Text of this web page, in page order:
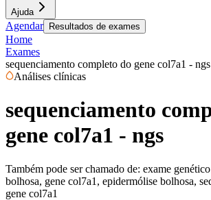
Ajuda
Agendar Resultados de exames
Home
Exames
sequenciamento completo do gene col7a1 - ngs
Análises clínicas
sequenciamento
gene col7a1 - ngs
Também pode ser chamado de: exame
bolhosa, gene col7a1, epidermólise bolhosa,
gene col7a1